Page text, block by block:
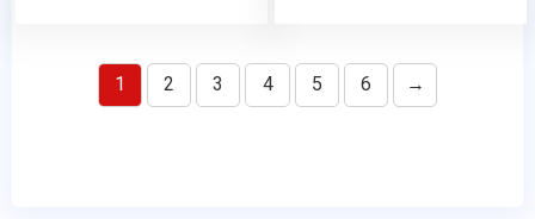
1 2 3 4 5 6 →